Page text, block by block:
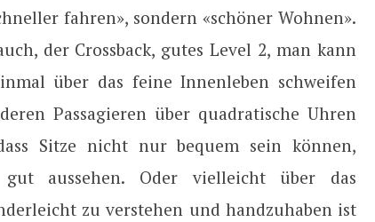
fahren», sondern «schöner Wohnen».
der Crossback, gutes Level 2, man kann
über das feine Innenleben schweifen
Passagieren über quadratische Uhren
Sitze nicht nur bequem sein können,
aussehen. Oder vielleicht über das
zu verstehen und handzuhaben ist